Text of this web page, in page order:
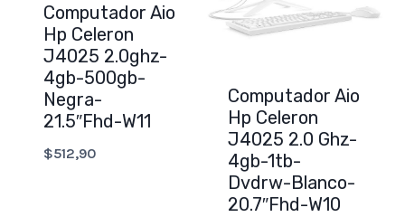
Computador Aio
Hp Celeron
J4025 2.0ghz-
4gb-500gb-
Negra-
21.5″Fhd-W11
$512,90
Computador Aio
Hp Celeron
J4025 2.0 Ghz-
4gb-1tb-
Dvdrw-Blanco-
20.7″Fhd-W10